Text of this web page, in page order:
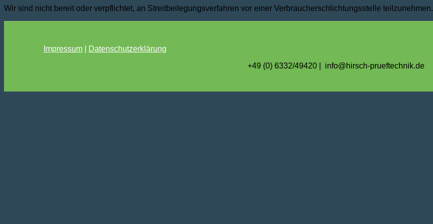
Wir sind nicht bereit oder verpflichtet, an Streitbeilegungsverfahren vor einer Verbraucherschlichtungsstelle teilzunehmen.
Impressum
Datenschutzerklärung
+49 (0) 6332/49420 | info@hirsch-prueftechnik.de